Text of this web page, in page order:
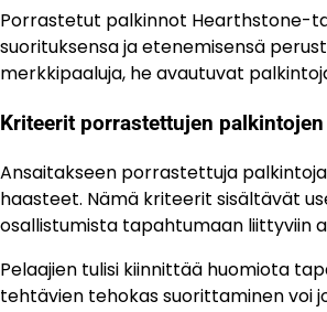
Porrastetut palkinnot Hearthstone-
suorituksensa ja etenemisensä
merkkipaaluja, he avautuvat
Kriteerit porrastettujen
Ansaitakseen porrastettuja
haasteet. Nämä kriteerit sisältävät
osallistumista tapahtumaan liittyviin
Pelaajien tulisi kiinnittää huomiota
tehtävien tehokas suorittaminen voi